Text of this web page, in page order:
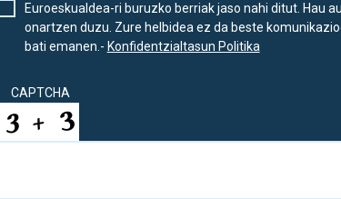
Euroeskualdea-ri buruzko berriak jaso nahi ditut. Hau
onartzen duzu. Zure helbidea ez da beste
bati emanen.- Konfidentzialtasun Politika
CAPTCHA